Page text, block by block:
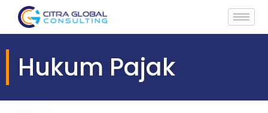
Hukum Pajak